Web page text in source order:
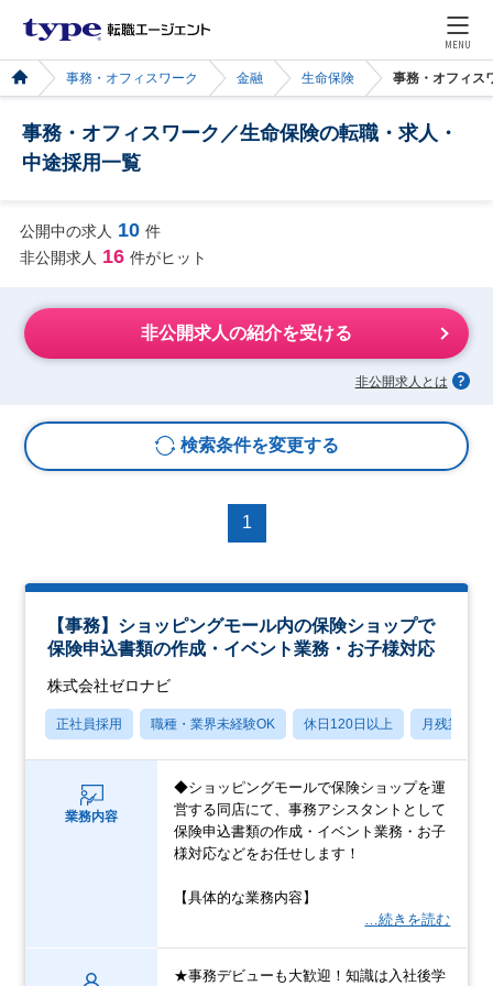
MENU
事務・オフィスワーク 金融 生命保険 事務・オフィス
事務・オフィスワーク／生命保険の転職・求人・
中途採用一覧
公開中の求人 10 件
非公開求人 16 件がヒット
非公開求人の紹介を受ける
非公開求人とは
検索条件を変更する
1
【事務】ショッピングモール内の保険ショップで
保険申込書類の作成・イベント業務・お子様対応
株式会社ゼロナビ
正社員採用 職種・業界未経験OK 休日120日以上 月残業20
業務内容
◆ショッピングモールで保険ショップを運
営する同店にて、事務アシスタントとして
保険申込書類の作成・イベント業務・お子
様対応などをお任せします！
【具体的な業務内容】
…続きを読む
★事務デビューも大歓迎！知識は入社後学